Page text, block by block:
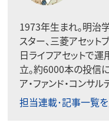
1973年生まれ。明治
スター、三菱アセット
日ライフアセットで
立。約6000本の投信
ア・ファンド・コンサル
担当連載･記事一覧